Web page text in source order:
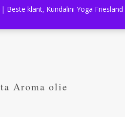
Aroma olie
Beste klant, Kundalini Yoga